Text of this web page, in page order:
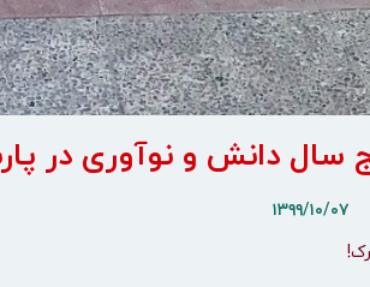
سال دانش و نوآوری در
۱۳۹۹/۱۰/۰۷